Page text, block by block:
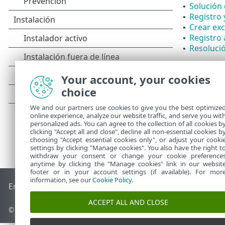
• Solución
• Registro
• Crear
• Registro
•
End of Life Base de conocimiento de ESET
© 1992 - 2025 ESET, spol. s r.o. - Todos los derechos reservados.
Your account, your cookies
choice
We and our partners use cookies to give you the best
online experience, analyze our website traffic, and serve you
personalized ads. You can agree to the collection of all cookies
clicking "Accept all and close", decline all non-essential cookies
choosing "Accept essential cookies only", or adjust your
settings by clicking "Manage cookies". You also have the right
withdraw your consent or change your cookie
anytime by clicking the "Manage cookies" link in our
footer or in your account settings (if available). For
information, see ourCookie Policy.
ACCEPT ALL AND CLOSE